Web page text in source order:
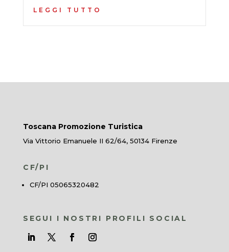
LEGGI TUTTO
Toscana Promozione Turistica
Via Vittorio Emanuele II 62/64, 50134 Firenze
CF/PI
CF/PI 05065320482
SEGUI I NOSTRI PROFILI SOCIAL